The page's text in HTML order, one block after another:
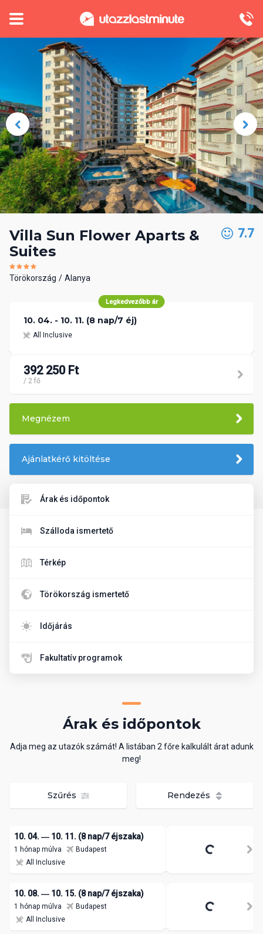
Villa Sun Flower Aparts &
Suites
Törökország Alanya
7.7
Legkedvezőbb ár
10. 04. - 10. 11. (8 nap/7 éj)
All Inclusive
392 250 Ft
/ 2 fő
Megnézem
Ajánlatkérő kitöltése
Árak és időpontok
Szálloda ismertető
Térkép
Törökország ismertető
Időjárás
Fakultatív programok
Árak és időpontok
Adja meg az utazók számát! A listában 2 főre kalkulált árat adunk
meg!
Szűrés Rendezés
10. 04. ― 10. 11. (8 nap/7 éjszaka)
1 hónap múlva
Budapest
All Inclusive
10. 08. ― 10. 15. (8 nap/7 éjszaka)
1 hónap múlva
Budapest
All Inclusive